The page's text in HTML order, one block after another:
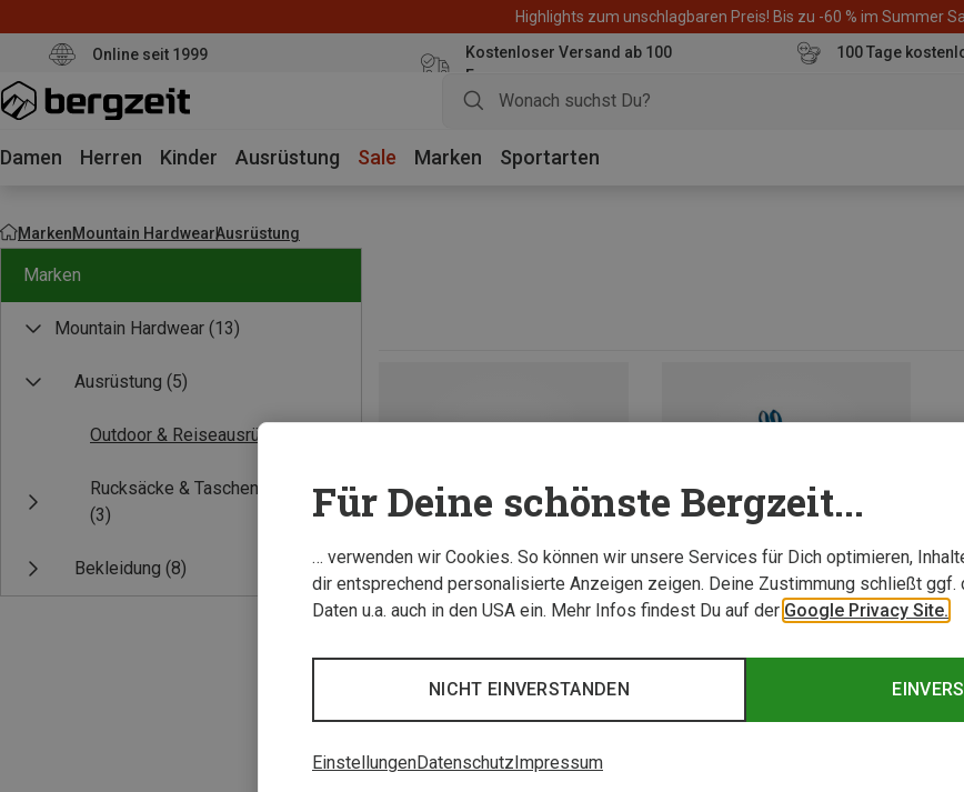
Highlights zum unschlagbaren Preis! Bis zu -60 % im Summer
Online seit 1999
Kostenloser Versand ab 100
Euro
100 Tage
Damen Herren Kinder Ausrüstung Sale Marken Sportarten
MarkenMountain HardwearAusrüstung
Marken
Mountain Hardwear (13)
Ausrüstung (5)
Outdoor & Reiseausrüstung
Rucksäcke & Taschen
(3)
Bekleidung (8)
Für Deine schönste Bergzeit...
… verwenden wir Cookies. So können wir unsere Services für Dich optimieren,
dir entsprechend personalisierte Anzeigen zeigen. Deine Zustimmung schließt ggf.
Daten u.a. auch in den USA ein. Mehr Infos findest Du auf der Google Privacy Site.
NICHT EINVERSTANDEN
EinstellungenDatenschutzImpressum